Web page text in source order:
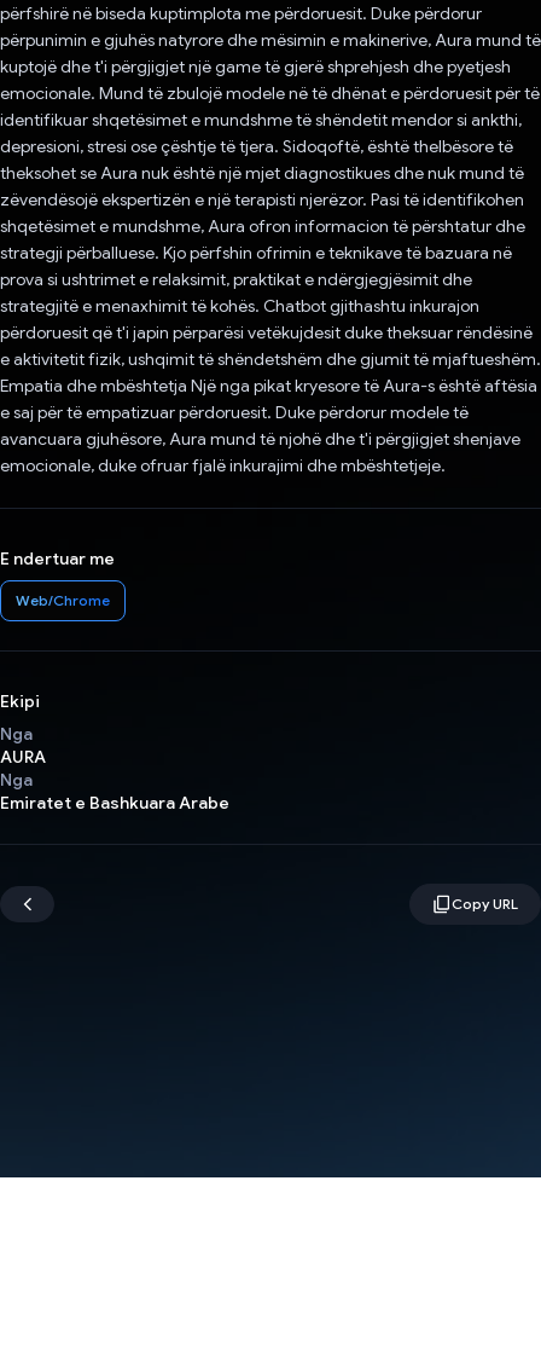
përfshirë në biseda kuptimplota me përdoruesit. Duke përdorur
përpunimin e gjuhës natyrore dhe mësimin e makinerive, Aura mund të
kuptojë dhe t'i përgjigjet një game të gjerë shprehjesh dhe pyetjesh
emocionale. Mund të zbulojë modele në të dhënat e përdoruesit për të
identifikuar shqetësimet e mundshme të shëndetit mendor si ankthi,
depresioni, stresi ose çështje të tjera. Sidoqoftë, është thelbësore të
theksohet se Aura nuk është një mjet diagnostikues dhe nuk mund të
zëvendësojë ekspertizën e një terapisti njerëzor. Pasi të identifikohen
shqetësimet e mundshme, Aura ofron informacion të përshtatur dhe
strategji përballuese. Kjo përfshin ofrimin e teknikave të bazuara në
prova si ushtrimet e relaksimit, praktikat e ndërgjegjësimit dhe
strategjitë e menaxhimit të kohës. Chatbot gjithashtu inkurajon
përdoruesit që t'i japin përparësi vetëkujdesit duke theksuar rëndësinë
e aktivitetit fizik, ushqimit të shëndetshëm dhe gjumit të mjaftueshëm.
Empatia dhe mbështetja Një nga pikat kryesore të Aura-s është aftësia
e saj për të empatizuar përdoruesit. Duke përdorur modele të
avancuara gjuhësore, Aura mund të njohë dhe t'i përgjigjet shenjave
emocionale, duke ofruar fjalë inkurajimi dhe mbështetjeje.
E ndertuar me
Web/Chrome
Ekipi
Nga
AURA
Nga
Emiratet e Bashkuara Arabe